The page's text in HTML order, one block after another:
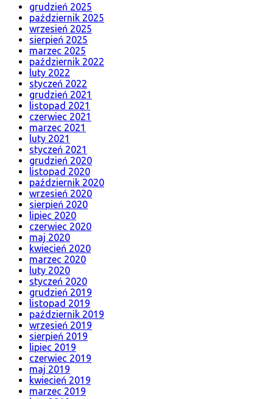
grudzień 2025
październik 2025
wrzesień 2025
sierpień 2025
marzec 2025
październik 2022
luty 2022
styczeń 2022
grudzień 2021
listopad 2021
czerwiec 2021
marzec 2021
luty 2021
styczeń 2021
grudzień 2020
listopad 2020
październik 2020
wrzesień 2020
sierpień 2020
lipiec 2020
czerwiec 2020
maj 2020
kwiecień 2020
marzec 2020
luty 2020
styczeń 2020
grudzień 2019
listopad 2019
październik 2019
wrzesień 2019
sierpień 2019
lipiec 2019
czerwiec 2019
maj 2019
kwiecień 2019
marzec 2019